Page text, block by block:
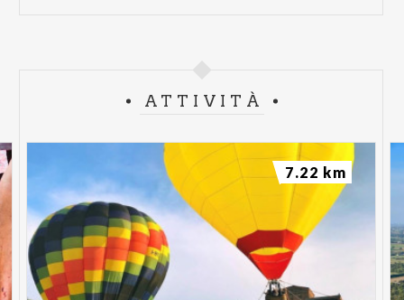
ATTIVITÀ
7.22 km